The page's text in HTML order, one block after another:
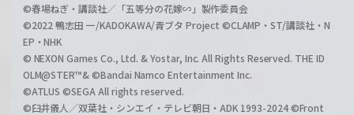
©春場ねぎ・講談社／「五等分の花嫁∽」製作委員会
©2022 鴨志田 一/KADOKAWA/青ブタ Project ©CLAMP・ST/講談社・N
EP・NHK
© NEXON Games Co., Ltd. & Yostar, Inc. All Rights Reserved. THE ID
OLM@STER™& ©Bandai Namco Entertainment Inc.
©ATLUS ©SEGA All rights reserved.
©臼井儀人／双葉社・シンエイ・テレビ朝日・ADK 1993-2024 ©Front